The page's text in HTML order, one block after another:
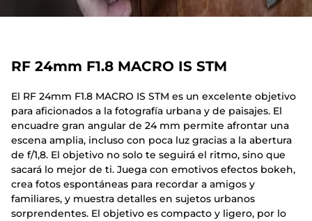
RF 24mm F1.8 MACRO IS STM
El RF 24mm F1.8 MACRO IS STM es un excelente objetivo
para aficionados a la fotografía urbana y de paisajes. El
encuadre gran angular de 24 mm permite afrontar una
escena amplia, incluso con poca luz gracias a la abertura
de f/1,8. El objetivo no solo te seguirá el ritmo, sino que
sacará lo mejor de ti. Juega con emotivos efectos bokeh,
crea fotos espontáneas para recordar a amigos y
familiares, y muestra detalles en sujetos urbanos
sorprendentes. El objetivo es compacto y ligero, por lo